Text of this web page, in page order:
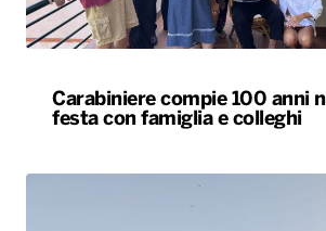
Carabiniere compie 100 anni
festa con famiglia e colleghi